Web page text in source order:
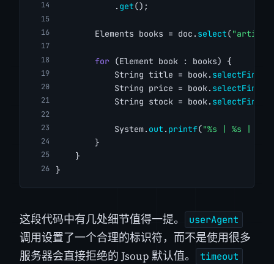
            .
get();
        Elements books = doc.
select(
for (Element book : books) {
            String title = book.
selectFirst
            String price = book.
selectFirst
            String stock = book.
selectFirst
            System.
out . printf("%s | %s |
        }
    }
}
这段代码中有几处细节值得一提。 userAgent
调用设置了一个合理的标识符，而不是使用很多
服务器会直接拒绝的 Jsoup 默认值。
timeout